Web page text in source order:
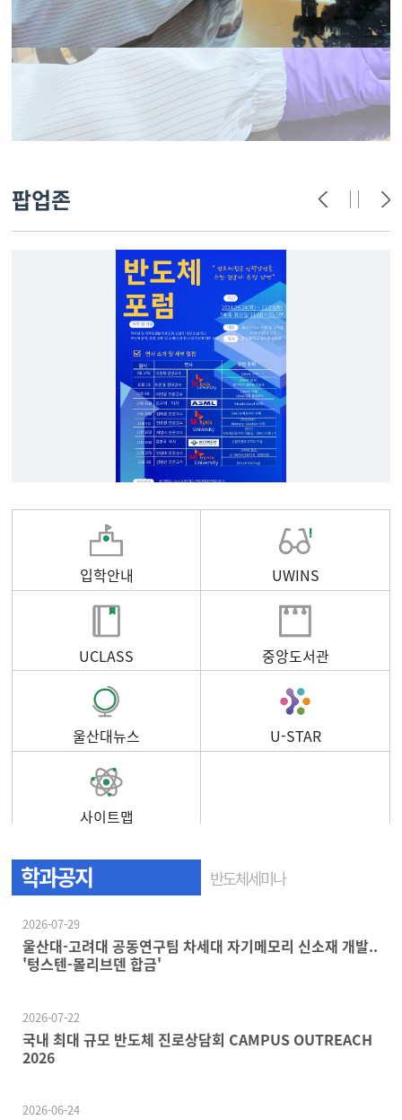
팝업존
입학안내 UWINS
UCLASS 중앙도서관
울산대뉴스 U-STAR
사이트맵
학과공지 반도체세미나
2026-07-29
울산대-고려대 공동연구팀 차세대 자기메모리 신소재 개발..
'텅스텐-몰리브덴 합금'
2026-07-22
국내 최대 규모 반도체 진로상담회 CAMPUS OUTREACH
2026
2026-06-24